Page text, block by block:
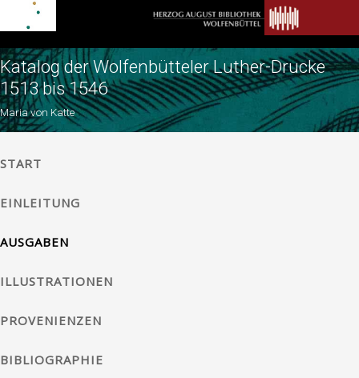
Katalog der Wolfenbütteler Luther-Drucke
1513 bis 1546
Maria von Katte
START
EINLEITUNG
AUSGABEN
ILLUSTRATIONEN
PROVENIENZEN
BIBLIOGRAPHIE